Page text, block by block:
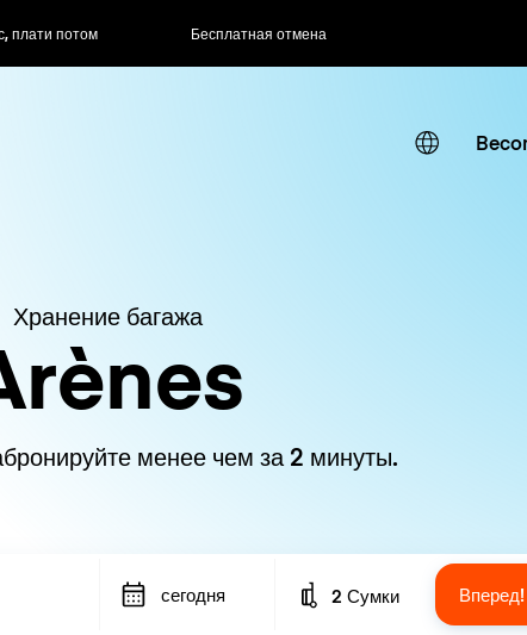
Бесплатная отмена Почасовые / дневные тарифы
Хранение багажа
менее чем за 2 минуты.
сегодня Number of bags
2 Сумки Вперед!